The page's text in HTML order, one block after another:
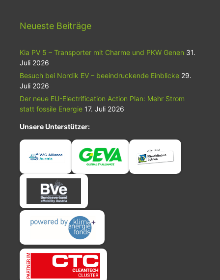
Neueste Beiträge
Kia PV 5 – Transporter mit Charme und PKW Genen 31.
Juli 2026
Besuch bei Nordik EV – beeindruckende Einblicke 29.
Juli 2026
Der neue EU-Electrification Action Plan: Mehr Strom
statt fossile Energie 17. Juli 2026
Unsere Unterstützer: